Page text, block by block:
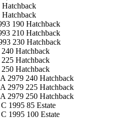
190 Hatchback
210 Hatchback
230 Hatchback
Hatchback
Hatchback
Hatchback
2979 240 Hatchback
2979 225 Hatchback
2979 250 Hatchback
1995 85 Estate
1995 100 Estate